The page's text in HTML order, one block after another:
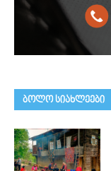
ᲑᲝᲚᲝ ᲡᲘᲐᲮᲚᲔᲔᲑᲘ